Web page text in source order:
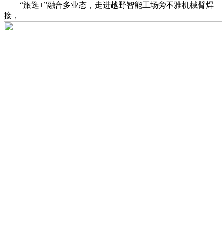
“旅逛+”融合多业态，走进越野智能工场旁不雅机械臂焊
接，